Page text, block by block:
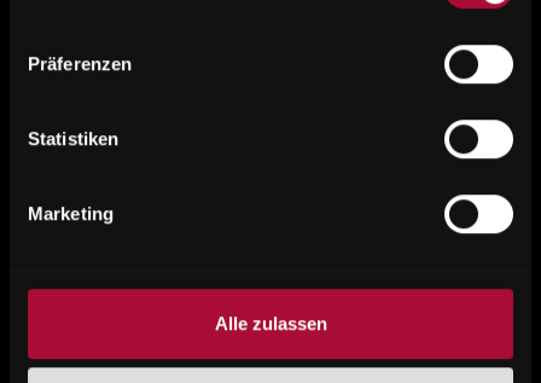
Präferenzen
Statistiken
Marketing
Alle zulassen